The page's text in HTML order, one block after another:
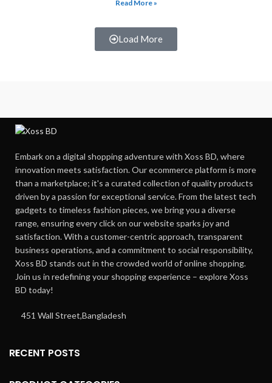
Read More »
Load More
Embark on a digital shopping adventure with Xoss BD, where
innovation meets satisfaction. Our ecommerce platform is more
than a marketplace; it's a curated collection of quality products
driven by a passion for exceptional service. From the latest tech
gadgets to timeless fashion pieces, we bring you a diverse
range, ensuring every click on our website sparks joy and
satisfaction. With a customer-centric approach, transparent
business operations, and a commitment to social responsibility,
Xoss BD stands out in the crowded world of online shopping.
Join us in redefining your shopping experience – explore Xoss
BD today!
451 Wall Street,Bangladesh
RECENT POSTS